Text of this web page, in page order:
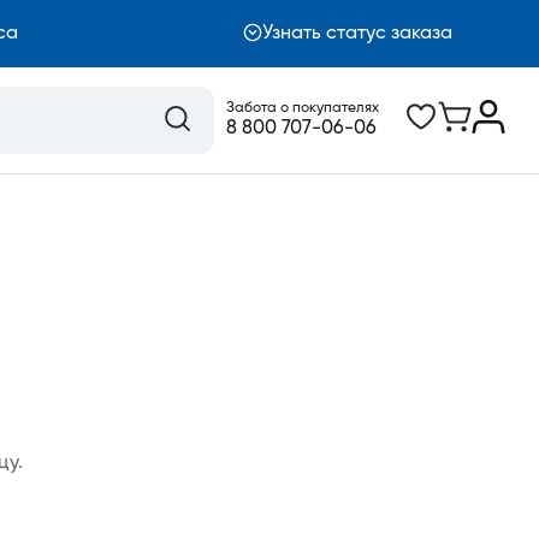
Узнать статус заказа
Забота о покупателях
8 800 707-06-06